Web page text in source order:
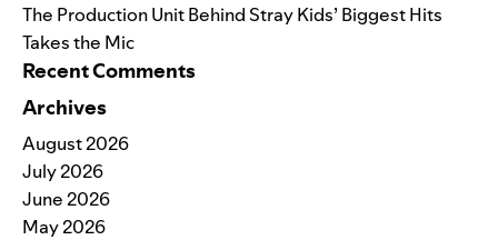
The Production Unit Behind Stray Kids’ Biggest Hits
Takes the Mic
Recent Comments
Archives
August 2026
July 2026
June 2026
May 2026